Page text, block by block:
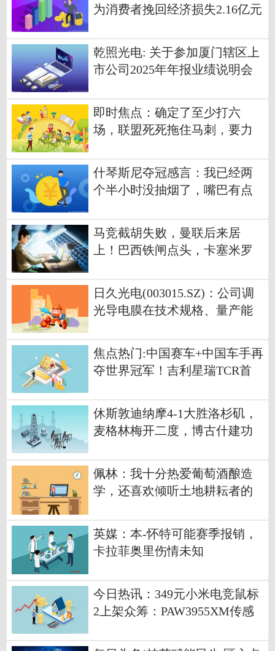
为消费者挽回经济损失2.16亿元
乾照光电: 关于参加厦门辖区上
市公司2025年年报业绩说明会
的公告 当前看点
即时焦点：确定了至少打六
场，联盟死死拖住马刺，要力
什琴斯尼夺冠感言：我已经两
个半小时没抽烟了，嘴巴有点
马竞截胡失败，曼联后来居
上！巴西铁闸点头，卡塞米罗
日久光电(003015.SZ)：公司调
光导电膜在技术规格、量产能
配套能力
焦点热门:中国赛车+中国车手再
夺世界冠军！吉利星瑞TCR首
休斯敦迪纳摩4-1大胜洛杉矶，
麦格林梅开二度，博古什建功
佩林：我十分热爱葡萄酒酿造
学，还喜欢倾听土地耕耘者的
英媒：本-怀特可能赛季报销，
卡拉菲奥里伤情未知
今日热讯：349元小米电竞鼠标
2上架众筹：PAW3955XM传感